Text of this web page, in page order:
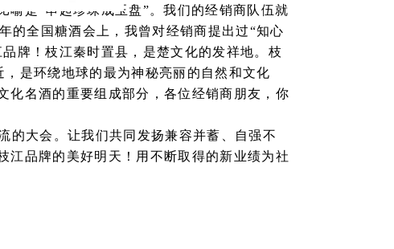
喻是
串起珍珠成玉盘”。我们的经销商队伍就
年的全国糖酒会上，我曾对经销商提出过“知心
牌！枝江秦时置县，是楚文化的发祥地。枝
，是环绕地球的最为神秘亮丽的自然和文化
化名酒的重要组成部分，各位经销商朋友，你
的大会。让我们共同发扬兼容并蓄、自强不
江品牌的美好明天！用不断取得的新业绩为社